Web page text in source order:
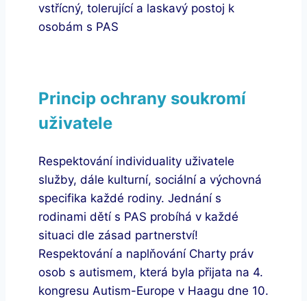
vstřícný, tolerující a laskavý postoj k
osobám s PAS
Princip ochrany soukromí
uživatele
Respektování individuality uživatele
služby, dále kulturní, sociální a výchovná
specifika každé rodiny. Jednání s
rodinami dětí s PAS probíhá v každé
situaci dle zásad partnerství!
Respektování a naplňování Charty práv
osob s autismem, která byla přijata na 4.
kongresu Autism-Europe v Haagu dne 10.